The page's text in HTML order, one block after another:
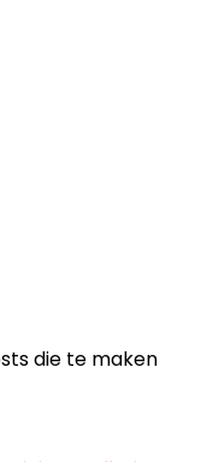
die te maken